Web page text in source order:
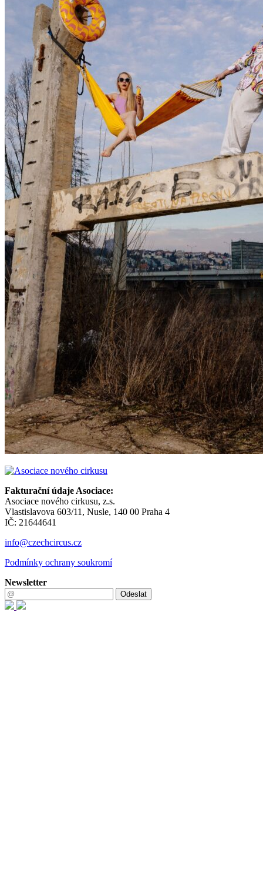
Fakturační údaje Asociace:
Asociace nového cirkusu, z.s.
Vlastislavova 603/11, Nusle, 140 00 Praha 4
IČ: 21644641
info@czechcircus.cz
Podmínky ochrany soukromí
Newsletter
Odeslat